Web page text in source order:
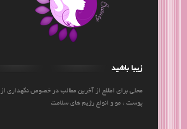
زیبا باشید
محلی برای اطلاع از آخرین مطالب در خصوص نگهداری از
پوست ، مو و انواع رژیم های سلامت